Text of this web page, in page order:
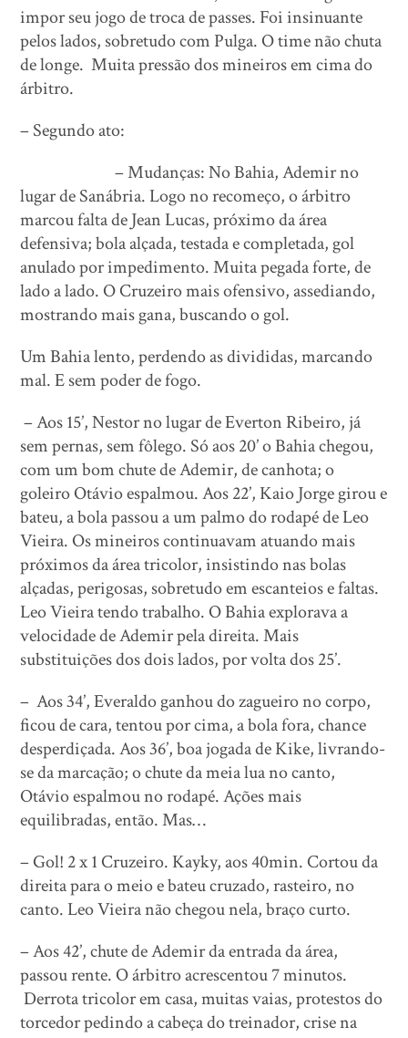
impor seu jogo de troca de passes. Foi insinuante
pelos lados, sobretudo com Pulga. O time não chuta
de longe. Muita pressão dos mineiros em cima do
árbitro.
– Segundo ato:
– Mudanças: No Bahia, Ademir no
lugar de Sanábria. Logo no recomeço, o árbitro
marcou falta de Jean Lucas, próximo da área
defensiva; bola alçada, testada e completada, gol
anulado por impedimento. Muita pegada forte, de
lado a lado. O Cruzeiro mais ofensivo, assediando,
mostrando mais gana, buscando o gol.
Um Bahia lento, perdendo as divididas, marcando
mal. E sem poder de fogo.
– Aos 15’, Nestor no lugar de Everton Ribeiro, já
sem pernas, sem fôlego. Só aos 20’ o Bahia chegou,
com um bom chute de Ademir, de canhota; o
goleiro Otávio espalmou. Aos 22’, Kaio Jorge girou e
bateu, a bola passou a um palmo do rodapé de Leo
Vieira. Os mineiros continuavam atuando mais
próximos da área tricolor, insistindo nas bolas
alçadas, perigosas, sobretudo em escanteios e faltas.
Leo Vieira tendo trabalho. O Bahia explorava a
velocidade de Ademir pela direita. Mais
substituições dos dois lados, por volta dos 25’.
– Aos 34’, Everaldo ganhou do zagueiro no corpo,
ficou de cara, tentou por cima, a bola fora, chance
desperdiçada. Aos 36’, boa jogada de Kike, livrando-
se da marcação; o chute da meia lua no canto,
Otávio espalmou no rodapé. Ações mais
equilibradas, então. Mas…
– Gol! 2 x 1 Cruzeiro. Kayky, aos 40min. Cortou da
direita para o meio e bateu cruzado, rasteiro, no
canto. Leo Vieira não chegou nela, braço curto.
– Aos 42’, chute de Ademir da entrada da área,
passou rente. O árbitro acrescentou 7 minutos.
Derrota tricolor em casa, muitas vaias, protestos do
torcedor pedindo a cabeça do treinador, crise na